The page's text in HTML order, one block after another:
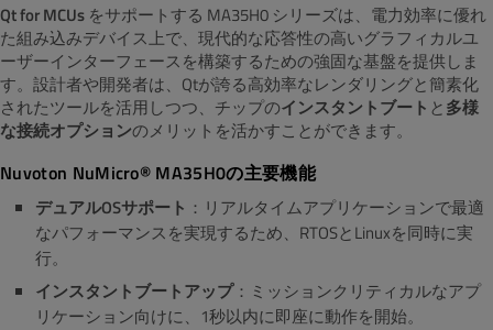
Qt for MCUs をサポートする MA35H0 シリーズは、電力効率に優れ
た組み込みデバイス上で、現代的な応答性の高いグラフィカルユ
ーザーインターフェースを構築するための強固な基盤を提供しま
す。設計者や開発者は、Qtが誇る高効率なレンダリングと簡素化
されたツールを活用しつつ、チップのインスタントブート と多様
な接続オプションのメリットを活かすことができます。
Nuvoton NuMicro® MA35H0の主要機能
デュアルOSサポート ：リアルタイムアプリケーションで最適
なパフォーマンスを実現するため、RTOSとLinuxを同時に実
行。
インスタントブートアップ：ミッションクリティカルなアプ
リケーション向けに、1秒以内に即座に動作を開始。